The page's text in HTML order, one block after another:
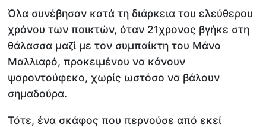
Όλα συνέβησαν κατά τη διάρκεια του ελεύθερου
χρόνου των παικτών, όταν 21χρονος βγήκε στη
θάλασσα μαζί με τον συμπαίκτη του Μάνο
Μαλλιαρό, προκειμένου να κάνουν
ψαροντούφεκο, χωρίς ωστόσο να βάλουν
σημαδούρα.
Τότε, ένα σκάφος που περνούσε από εκεί